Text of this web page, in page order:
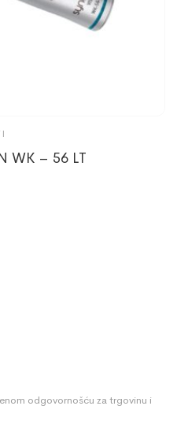
WK – 56 LT
odgovornošću za trgovinu i